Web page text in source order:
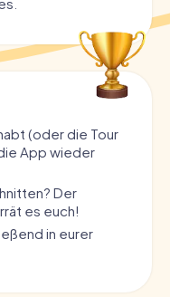
(oder die Tour
App wieder
Der
es euch!
in eurer